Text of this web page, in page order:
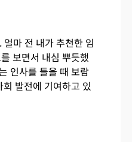
마 전 내가 추천한 임
보면서 내심 뿌듯했
인사를 들을 때 보람
발전에 기여하고 있